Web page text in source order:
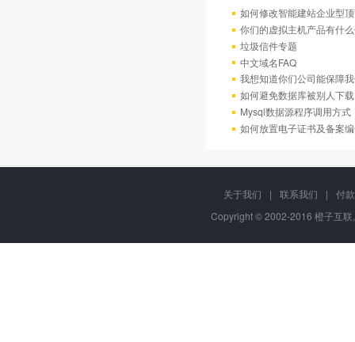
如何修改智能建站企业型
你们的虚拟主机产品有什
垃圾信件专题
中文域名FAQ
我想知道你们公司能保障
如何避免数据库被别人下
Mysql数据源程序调用方
如何放置电子证书及备案
关于我们 | 联系我们 |
付
Copyright © 2002-2016 橙子互